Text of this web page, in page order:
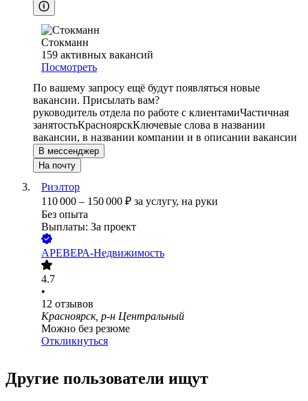
Стокманн
159 активных вакансий
Посмотреть
По вашему запросу ещё будут появляться новые
вакансии. Присылать вам?
руководитель отдела по работе с клиентамиЧастичная
занятостьКрасноярскКлючевые слова в названии
вакансии, в названии компании и в описании вакансии
В мессенджер
На почту
Риэлтор
110 000 – 150 000 ₽ за услугу, на руки
Без опыта
Выплаты: За проект
АРЕВЕРА-Недвижимость
4.7
•
12 отзывов
Красноярск, р-н Центральный
Можно без резюме
Откликнуться
Другие пользователи ищут